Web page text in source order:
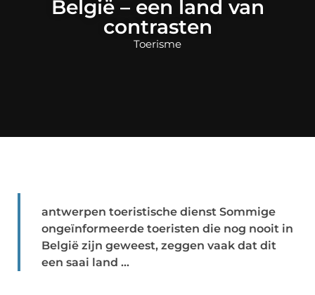
België – een land van
contrasten
Toerisme
antwerpen toeristische dienst Sommige
ongeïnformeerde toeristen die nog nooit in
België zijn geweest, zeggen vaak dat dit
een saai land ...